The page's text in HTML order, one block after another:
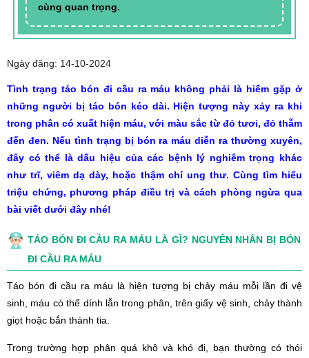
cùng quan trọng.
Ngày đăng: 14-10-2024
Tình trạng táo bón đi cầu ra máu không phải là hiếm gặp ở
những người bị táo bón kéo dài. Hiện tượng này xảy ra khi
trong phân có xuất hiện máu, với màu sắc từ đỏ tươi, đỏ thẫm
đến đen. Nếu tình trạng bị bón ra máu diễn ra thường xuyên,
đây có thể là dấu hiệu của các bệnh lý nghiêm trọng khác
như trĩ, viêm dạ dày, hoặc thậm chí ung thư. Cùng tìm hiểu
triệu chứng, phương pháp điều trị và cách phòng ngừa qua
bài viết dưới đây nhé!
TÁO BÓN ĐI CẦU RA MÁU LÀ GÌ? NGUYÊN NHÂN BỊ BÓN
ĐI CẦU RA MÁU
Táo bón đi cầu ra máu là hiện tượng bị chảy máu mỗi lần đi vệ
sinh, máu có thể dính lẫn trong phân, trên giấy vệ sinh, chảy thành
giọt hoặc bắn thành tia.
Trong trường hợp phân quá khô và khó đi, bạn thường có thói